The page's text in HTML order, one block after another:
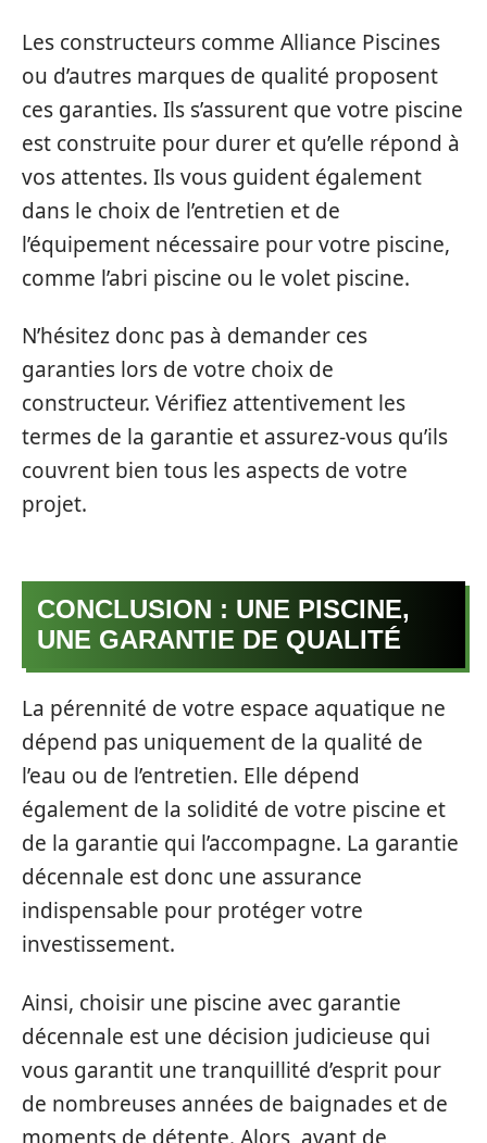
Les constructeurs comme Alliance Piscines
ou d’autres marques de qualité proposent
ces garanties. Ils s’assurent que votre piscine
est construite pour durer et qu’elle répond à
vos attentes. Ils vous guident également
dans le choix de l’entretien et de
l’équipement nécessaire pour votre piscine,
comme l’abri piscine ou le volet piscine.
N’hésitez donc pas à demander ces
garanties lors de votre choix de
constructeur. Vérifiez attentivement les
termes de la garantie et assurez-vous qu’ils
couvrent bien tous les aspects de votre
projet.
CONCLUSION : UNE PISCINE,
UNE GARANTIE DE QUALITÉ
La pérennité de votre espace aquatique ne
dépend pas uniquement de la qualité de
l’eau ou de l’entretien. Elle dépend
également de la solidité de votre piscine et
de la garantie qui l’accompagne. La garantie
décennale est donc une assurance
indispensable pour protéger votre
investissement.
Ainsi, choisir une piscine avec garantie
décennale est une décision judicieuse qui
vous garantit une tranquillité d’esprit pour
de nombreuses années de baignades et de